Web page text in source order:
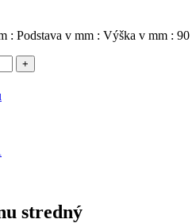
: Podstava v mm : Výška v mm : 90
stredný